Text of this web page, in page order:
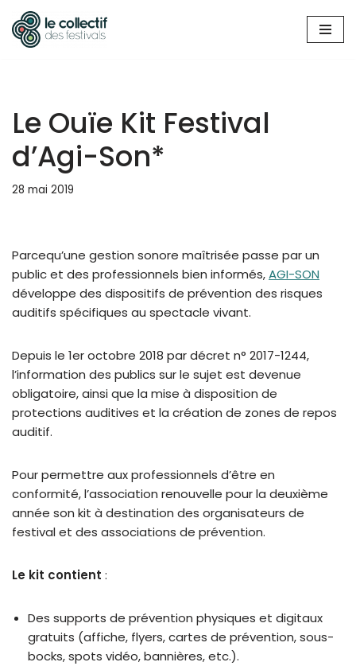
Aller
Le Ouïe Kit Festival
d’Agi-Son*
28 mai 2019
Parcequ’une gestion sonore maîtrisée passe par un
public et des professionnels bien informés,AGI-SON
développe des dispositifs de prévention des risques
auditifs spécifiques au spectacle vivant.
Depuis le 1er octobre 2018 par décret n° 2017-1244,
l’information des publics sur le sujet est devenue
obligatoire, ainsi que la mise à disposition de
protections auditives et la création de zones de repos
auditif.
Pour permettre aux professionnels d’être en
conformité, l’association renouvelle pour la deuxième
année son kit à destination des organisateurs de
festival et des associations de prévention.
Le kit contient :
Des supports de prévention physiques et digitaux
gratuits (affiche, flyers, cartes de prévention, sous-
bocks, spots vidéo, bannières, etc.).